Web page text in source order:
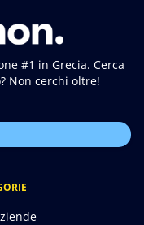
#1 in Grecia. Cerca
Non cerchi oltre!